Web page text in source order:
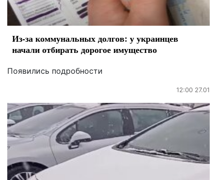
Из-за коммунальных долгов: у украинцев
начали отбирать дорогое имущество
Появились подробности
12:00 27.01